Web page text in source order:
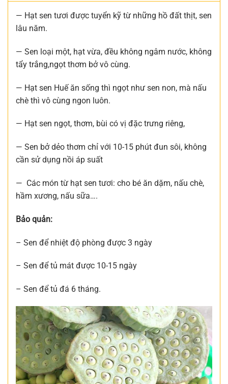
— Hạt sen tươi được tuyển kỹ từ những hồ đất thịt, sen
lâu năm.
— Sen loại một, hạt vừa, đều không ngâm nước, không
tẩy trắng,ngọt thơm bở vô cùng.
— Hạt sen Huế ăn sống thì ngọt như sen non, mà nấu
chè thì vô cùng ngon luôn.
— Hạt sen ngọt, thơm, bùi có vị đặc trưng riêng,
— Sen bở dẻo thơm chỉ với 10-15 phút đun sôi, không
cần sử dụng nồi áp suất
— Các món từ hạt sen tươi: cho bé ăn dặm, nấu chè,
hầm xương, nấu sữa….
Bảo quản:
– Sen để nhiệt độ phòng được 3 ngày
– Sen để tủ mát được 10-15 ngày
– Sen để tủ đá 6 tháng.